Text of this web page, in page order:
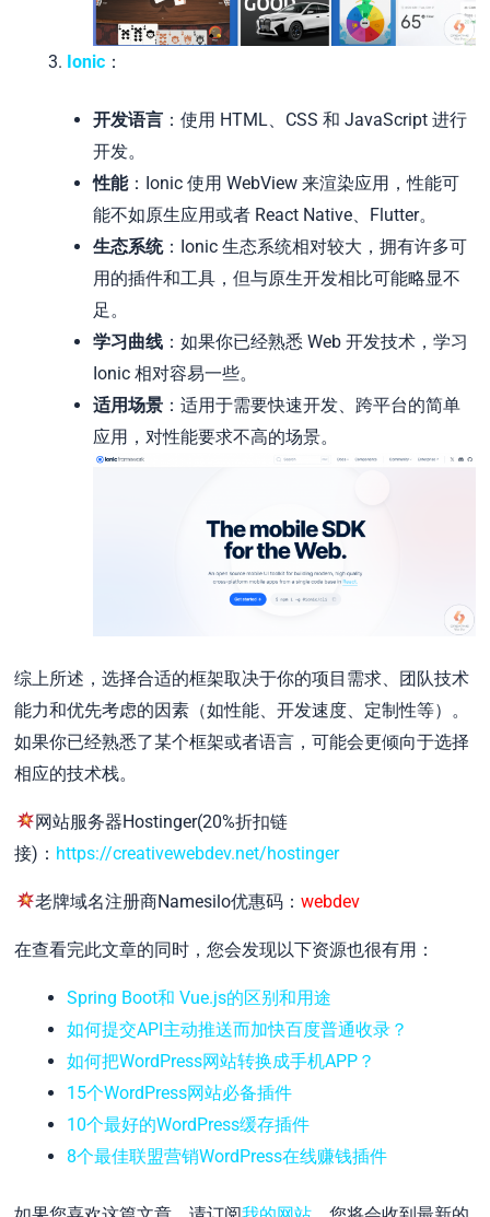
Ionic ：
开发语言 ：使用 HTML、CSS 和 JavaScript 进行
开发。
性能：Ionic 使用 WebView 来渲染应用，性能可
能不如原生应用或者 React Native、Flutter。
生态系统：Ionic 生态系统相对较大，拥有许多可
用的插件和工具，但与原生开发相比可能略显不
足。
学习曲线 ：如果你已经熟悉 Web 开发技术，学习
Ionic 相对容易一些。
适用场景 ：适用于需要快速开发、跨平台的简单
应用，对性能要求不高的场景。
综上所述，选择合适的框架取决于你的项目需求、团队技术
能力和优先考虑的因素（如性能、开发速度、定制性等）。
如果你已经熟悉了某个框架或者语言，可能会更倾向于选择
相应的技术栈。
网站服务器Hostinger(20%折扣链
接)： https://creativewebdev.net/hostinger
老牌域名注册商Namesilo优惠码： webdev
在查看完此文章的同时，您会发现以下资源也很有用：
Spring Boot和 Vue.js的区别和用途
如何提交API主动推送而加快百度普通收录？
如何把WordPress网站转换成手机APP？
15个WordPress网站必备插件
10个最好的WordPress缓存插件
8个最佳联盟营销WordPress在线赚钱插件